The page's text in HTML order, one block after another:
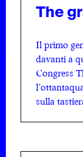
The
Il primo
davanti a
Congress
sulla